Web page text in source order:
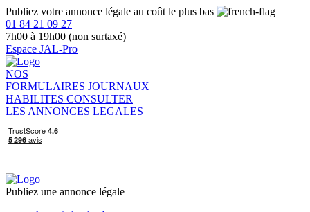
Publiez votre annonce légale au coût le plus bas
01 84 21 09 27
7h00 à 19h00 (non surtaxé)
Espace JAL-Pro
NOS
FORMULAIRES JOURNAUX
HABILITES CONSULTER
LES ANNONCES LEGALES
Publiez une annonce légale